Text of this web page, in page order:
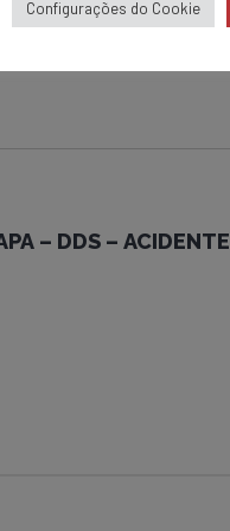
– DDS – ACIDENTE
Configurações do Cookie